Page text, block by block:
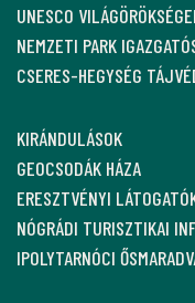
UNESCO
NEMZETI PARK
CSERES-HEGYSÉG
KIRÁNDULÁSOK
GEOCSODÁK HÁZA
ERESZTVÉNYI
NÓGRÁDI TURISZTIKAI
IPOLYTARNÓCI